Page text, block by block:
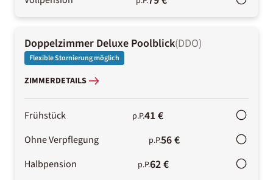
Doppelzimmer Deluxe Poolblick(DDO)
Flexible Stornierung möglich
ZIMMERDETAILS
Frühstück p.P.41 €
Ohne Verpflegung p.P.56 €
Halbpension p.P.62 €